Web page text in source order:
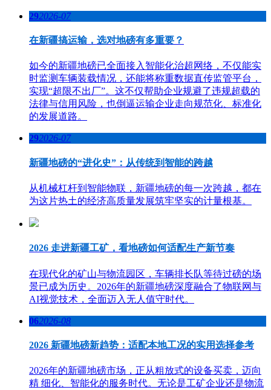
292026-07
在新疆搞运输，选对地磅有多重要？
如今的新疆地磅已全面接入智能化治超网络，不仅能实
时监测车辆装载情况，还能将称重数据直传监管平台，
实现“超限不出厂”。这不仅帮助企业规避了违规超载的
法律与信用风险，也倒逼运输企业走向规范化、标准化
的发展道路。
292026-07
新疆地磅的“进化史”：从传统到智能的跨越
从机械杠杆到智能物联，新疆地磅的每一次跨越，都在
为这片热土的经济高质量发展筑牢坚实的计量根基。
2026 走进新疆工矿，看地磅如何适配生产新节奏
在现代化的矿山与物流园区，车辆排长队等待过磅的场
景已成为历史。2026年的新疆地磅深度融合了物联网与
AI视觉技术，全面迈入无人值守时代。
062026-08
2026 新疆地磅新趋势：适配本地工况的实用选择参考
2026年的新疆地磅市场，正从粗放式的设备买卖，迈向
精 细化、智能化的服务时代。无论是工矿企业还是物流